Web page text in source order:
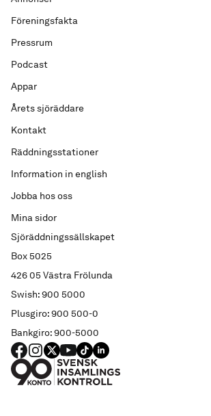
Sjöräddningssällskapet
Box 5025
426 05 Västra Frölunda
Swish: 900 5000
Plusgiro: 900 500-0
Bankgiro: 900-5000
Föreningsfakta
Pressrum
Podcast
Appar
Årets sjöräddare
Kontakt
Räddningsstationer
Information in english
Jobba hos oss
Mina sidor
FACEBOOK
Instagram
X YouTube
TIKTOKLINKED IN